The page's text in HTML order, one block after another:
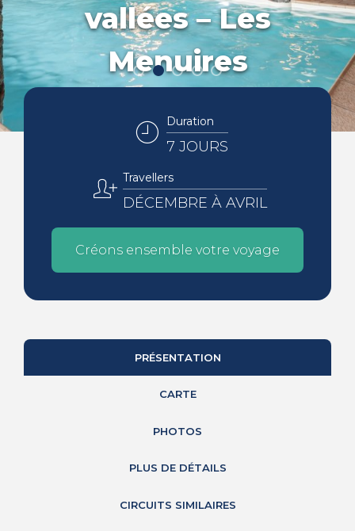
vallées – Les
Menuires
Duration
7 JOURS
Travellers
DÉCEMBRE À AVRIL
Créons ensemble votre voyage
PRÉSENTATION
CARTE
PHOTOS
PLUS DE DÉTAILS
CIRCUITS SIMILAIRES